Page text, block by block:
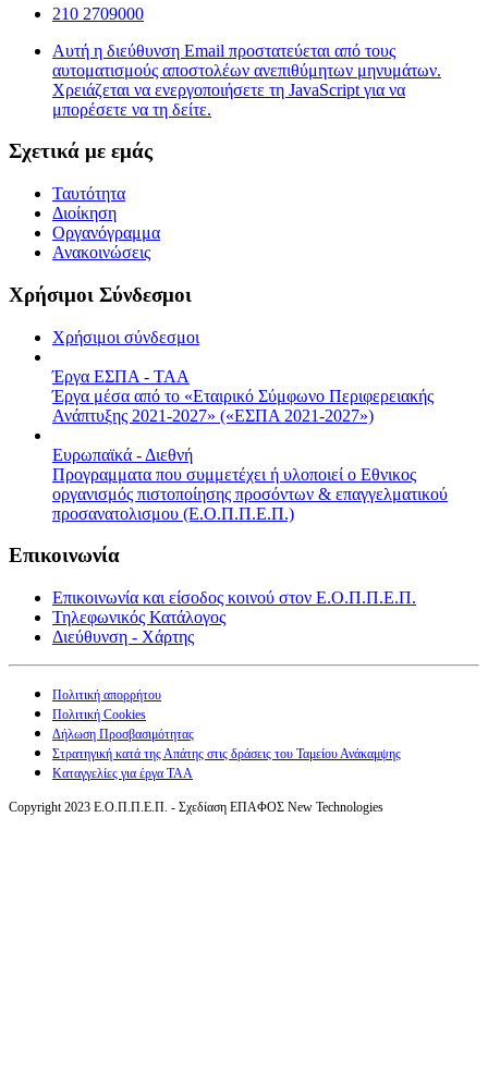
210 2709000
Αυτή η διεύθυνση Email προστατεύεται από τους
αυτοματισμούς αποστολέων ανεπιθύμητων μηνυμάτων.
Χρειάζεται να ενεργοποιήσετε τη JavaScript για να
μπορέσετε να τη δείτε.
Σχετικά με εμάς
Ταυτότητα
Διοίκηση
Οργανόγραμμα
Ανακοινώσεις
Χρήσιμοι Σύνδεσμοι
Χρήσιμοι σύνδεσμοι
Έργα ΕΣΠΑ - ΤΑΑ
Έργα μέσα από το «Εταιρικό Σύμφωνο Περιφερειακής
Ανάπτυξης 2021-2027» («ΕΣΠΑ 2021-2027»)
Ευρωπαϊκά - Διεθνή
Προγραμματα που συμμετέχει ή υλοποιεί ο Εθνικος
οργανισμός πιστοποίησης προσόντων & επαγγελματικού
προσανατολισμου (Ε.Ο.Π.Π.Ε.Π.)
Επικοινωνία
Επικοινωνία και είσοδος κοινού στον Ε.Ο.Π.Π.Ε.Π.
Τηλεφωνικός Κατάλογος
Διεύθυνση - Χάρτης
Πολιτική απορρήτου
Πολιτική Cookies
Δήλωση Προσβασιμότητας
Στρατηγική κατά της Απάτης στις δράσεις του Ταμείου Ανάκαμψης
Καταγγελίες για έργα ΤΑΑ
Copyright 2023 Ε.Ο.Π.Π.Ε.Π. - Σχεδίαση ΕΠΑΦΟΣ New Technologies